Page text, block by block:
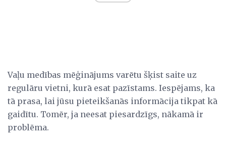
Vaļu medības mēģinājums varētu šķist saite uz
regulāru vietni, kurā esat pazīstams. Iespējams, ka
tā prasa, lai jūsu pieteikšanās informācija tikpat kā
gaidītu. Tomēr, ja neesat piesardzīgs, nākamā ir
problēma.